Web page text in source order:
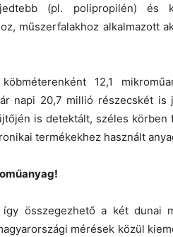
(pl. polipropilén) és
műszerfalakhoz alkalmazott
12,1
napi 20,7 millió részecskét
is detektált, széles körben
termékekhez használt
összegezhető a két dunai
mérések közül